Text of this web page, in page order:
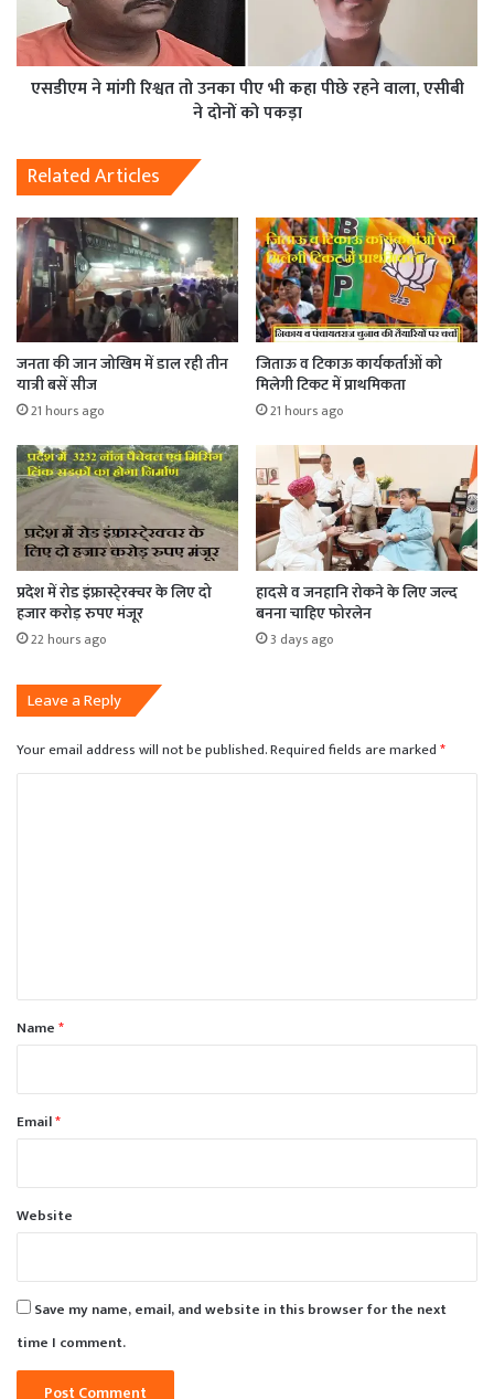
एसडीएम ने मांगी रिश्वत तो उनका पीए भी कहा पीछे रहने वाला, एसीबी
ने दोनों को पकड़ा
Related Articles
जनता की जान जोखिम में डाल रही तीन
यात्री बसें सीज
21 hours ago
जिताऊ व टिकाऊ कार्यकर्ताओं को
मिलेगी टिकट में प्राथमिकता
21 hours ago
प्रदेश में रोड इंफ्रास्टे्रक्चर के लिए दो
हजार करोड़ रुपए मंजूर
22 hours ago
हादसे व जनहानि रोकने के लिए जल्द
बनना चाहिए फोरलेन
3 days ago
Leave a Reply
Your email address will not be published.Required fields are marked*
*Name*
Email*
Website
Save my name, email, and website in this browser for the next
time I comment.